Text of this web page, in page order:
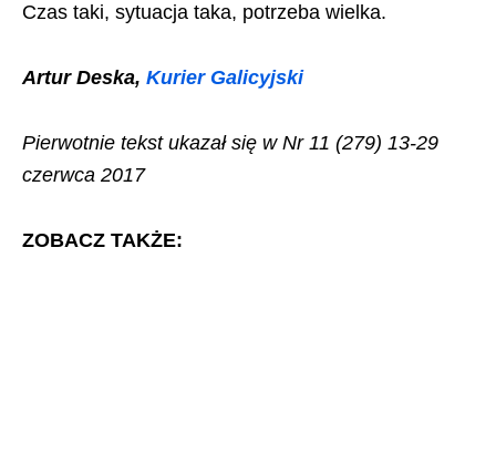
Czas taki, sytuacja taka, potrzeba wielka.
Artur Deska, Kurier Galicyjski
Pierwotnie tekst ukazał się w Nr 11 (279) 13-29
czerwca 2017
ZOBACZ TAKŻE: